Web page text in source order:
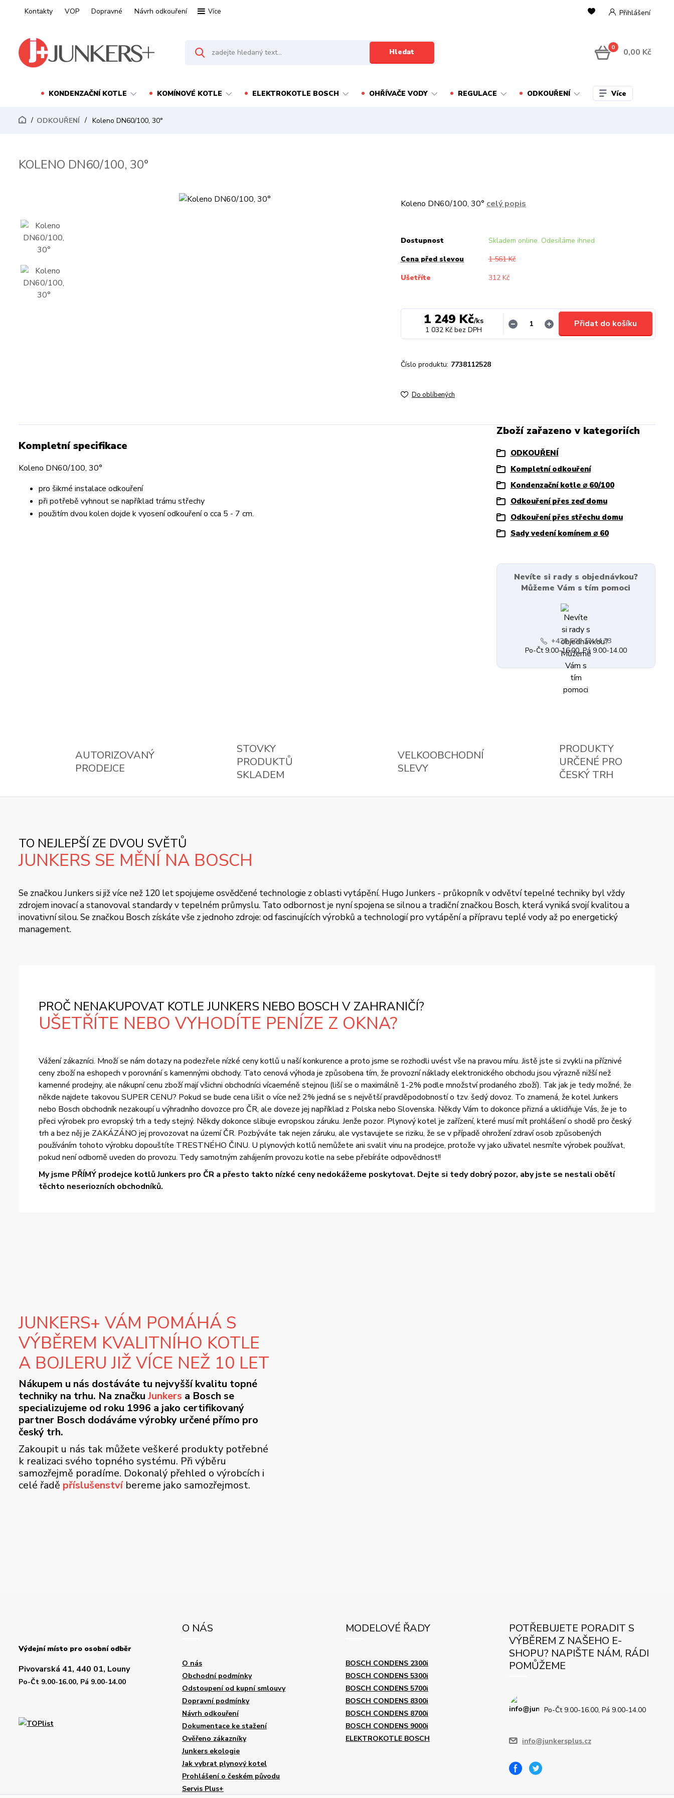
Kontakty VOP Dopravné Návrh odkouření Více Přihlášení
Hledat 0 0,00 Kč
KONDENZAČNÍ KOTLE KOMÍNOVÉ KOTLE ELEKTROKOTLE BOSCH OHŘÍVAČE VODY REGULACE ODKOUŘENÍ Více
ODKOUŘENÍ Koleno DN60/100, 30°
KOLENO DN60/100, 30°
Koleno DN60/100, 30° celý popis
Dostupnost
Skladem online. Odesíláme ihned
Cena před slevou
1 561 Kč
Ušetříte
312 Kč
1 249 Kč/ks
1 032 Kč bez DPH
Přidat do košíku
Číslo produktu: 7738112528
Do oblíbených
Kompletní specifikace
Koleno DN60/100, 30°
pro šikmé instalace odkouření
při potřebě vyhnout se například trámu střechy
použitím dvou kolen dojde k vyosení odkouření o cca 5 - 7 cm.
Zboží zařazeno v kategoriích
ODKOUŘENÍ
Kompletní odkouření
Kondenzační kotle ⌀ 60/100
Odkouření přes zeď domu
Odkouření přes střechu domu
Sady vedení komínem ⌀ 60
Nevíte si rady s objednávkou?
Můžeme Vám s tím pomoci
+420 608 13 44 33
Po-Čt 9.00-16.00, Pá 9.00-14.00
AUTORIZOVANÝ
PRODEJCE
STOVKY
PRODUKTŮ
SKLADEM
VELKOOBCHODNÍ
SLEVY
PRODUKTY
URČENÉ PRO
ČESKÝ TRH
TO NEJLEPŠÍ ZE DVOU SVĚTŮ
JUNKERS SE MĚNÍ NA BOSCH
Se značkou Junkers si již více než 120 let spojujeme osvědčené technologie z oblasti vytápění. Hugo Junkers - průkopník v odvětví tepelné techniky byl vždy
zdrojem inovací a stanovoval standardy v tepelném průmyslu. Tato odbornost je nyní spojena se silnou a tradiční značkou Bosch, která vyniká svojí kvalitou a
inovativní silou. Se značkou Bosch získáte vše z jednoho zdroje: od fascinujících výrobků a technologií pro vytápění a přípravu teplé vody až po energetický
management.
PROČ NENAKUPOVAT KOTLE JUNKERS NEBO BOSCH V ZAHRANIČÍ?
UŠETŘÍTE NEBO VYHODÍTE PENÍZE Z OKNA?
Vážení zákazníci. Množí se nám dotazy na podezřele nízké ceny kotlů u naší konkurence a proto jsme se rozhodli uvést vše na pravou míru. Jistě jste si zvykli na příznivé
ceny zboží na eshopech v porovnání s kamennými obchody. Tato cenová výhoda je způsobena tím, že provozní náklady elektronického obchodu jsou výrazně nižší než
kamenné prodejny, ale nákupní cenu zboží mají všichni obchodníci vícaeméně stejnou (liší se o maximálně 1-2% podle množství prodaného zboží). Tak jak je tedy možné, že
někde najdete takovou SUPER CENU? Pokud se bude cena lišit o více než 2% jedná se s největší pravděpodobností o tzv. šedý dovoz. To znamená, že kotel Junkers
nebo Bosch obchodník nezakoupí u výhradního dovozce pro ČR, ale doveze jej například z Polska nebo Slovenska. Někdy Vám to dokonce přizná a uklidňuje Vás, že je to
přeci výrobek pro evropský trh a tedy stejný. Někdy dokonce slibuje evropskou záruku. Jenže pozor. Plynový kotel je zařízení, které musí mít prohlášení o shodě pro český
trh a bez něj je ZAKÁZÁNO jej provozovat na území ČR. Pozbýváte tak nejen záruku, ale vystavujete se riziku, že se v případě ohrožení zdraví osob způsobených
používáním tohoto výrobku dopouštíte TRESTNÉHO ČINU. U plynových kotlů nemůžete ani svalit vinu na prodejce, protože vy jako uživatel nesmíte výrobek používat,
pokud není odborně uveden do provozu. Tedy samotným zahájením provozu kotle na sebe přebíráte odpovědnost!!
My jsme PŘÍMÝ prodejce kotlů Junkers pro ČR a přesto takto nízké ceny nedokážeme poskytovat. Dejte si tedy dobrý pozor, aby jste se nestali obětí
těchto neseriozních obchodníků.
JUNKERS+ VÁM POMÁHÁ S
VÝBĚREM KVALITNÍHO KOTLE
A BOJLERU JIŽ VÍCE NEŽ 10 LET
Nákupem u nás dostáváte tu nejvyšší kvalitu topné
techniky na trhu. Na značkuJunkers a Bosch se
specializujeme od roku 1996 a jako certifikovaný
partner Bosch dodáváme výrobky určené přímo pro
český trh.
Zakoupit u nás tak můžete veškeré produkty potřebné
k realizaci svého topného systému. Při výběru
samozřejmě poradíme. Dokonalý přehled o výrobcích i
celé řadě příslušenstvíbereme jako samozřejmost.
Výdejní místo pro osobní odběr
Pivovarská 41, 440 01, Louny
Po-Čt 9.00-16.00, Pá 9.00-14.00
O NÁS
O nás
Obchodní podmínky
Odstoupení od kupní smlouvy
Dopravní podmínky
Návrh odkouření
Dokumentace ke stažení
Ověřeno zákazníky
Junkers ekologie
Jak vybrat plynový kotel
Prohlášení o českém původu
Servis Plus+
MODELOVÉ ŘADY
BOSCH CONDENS 2300i
BOSCH CONDENS 5300i
BOSCH CONDENS 5700i
BOSCH CONDENS 8300i
BOSCH CONDENS 8700i
BOSCH CONDENS 9000i
ELEKTROKOTLE BOSCH
POTŘEBUJETE PORADIT S
VÝBĚREM Z NAŠEHO E-
SHOPU? NAPIŠTE NÁM, RÁDI
POMŮŽEME
Po-Čt 9.00-16.00, Pá 9.00-14.00
info@junkersplus.cz